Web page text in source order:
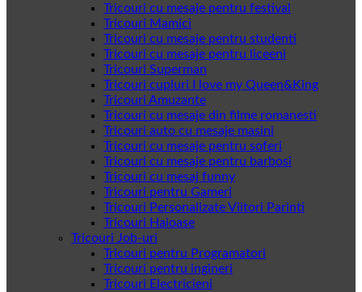
Tricouri cu mesaje pentru festival
Tricouri Mamici
Tricouri cu mesaje pentru studenti
Tricouri cu mesaje pentru liceeni
Tricouri Superman
Tricouri cupluri I love my Queen&King
Tricouri Amuzante
Tricouri cu mesaje din filme romanesti
Tricouri auto cu mesaje masini
Tricouri cu mesaje pentru soferi
Tricouri cu mesaje pentru barbosi
Tricouri cu mesaj funny
Tricouri pentru Gameri
Tricouri Personalizate Viitori Parinti
Tricouri Haioase
Tricouri Job-uri
Tricouri pentru Programatori
Tricouri pentru ingineri
Tricouri Electricieni